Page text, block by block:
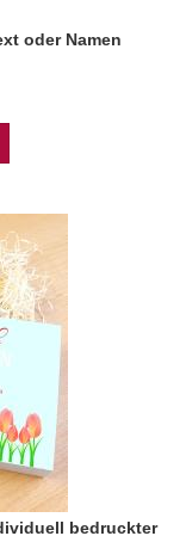
oder Namen
bedruckter